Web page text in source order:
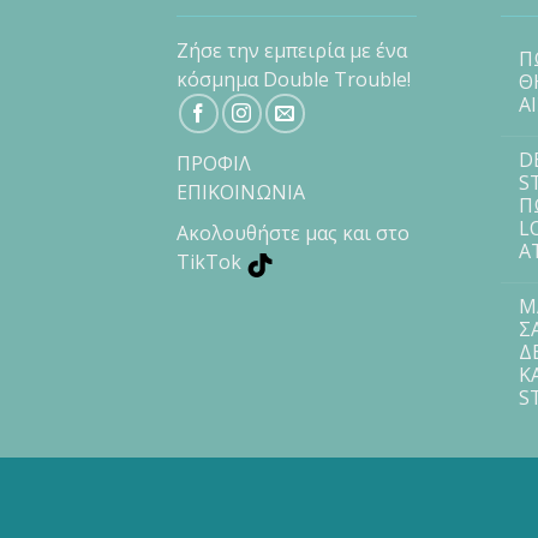
Ζήσε την εμπειρία με ένα
κόσμημα Double Trouble!
ΠΡΟΦΙΛ
ΕΠΙΚΟΙΝΩΝΙΑ
Ακολουθήστε μας και στο
TikTok